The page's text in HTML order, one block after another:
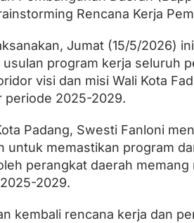
Rencana Kerja
Jumat (15/5/2026)
usulan program kerja seluruh
visi dan misi Wali Kota
periode 2025-2029.
Padang, Swesti Fanloni
untuk memastikan program
perangkat daerah
2029.
kembali rencana kerja dan